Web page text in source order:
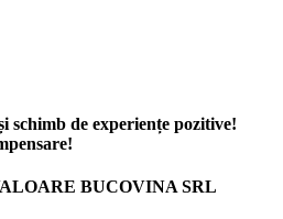
schimb de experiențe pozitive!
BUCOVINA SRL